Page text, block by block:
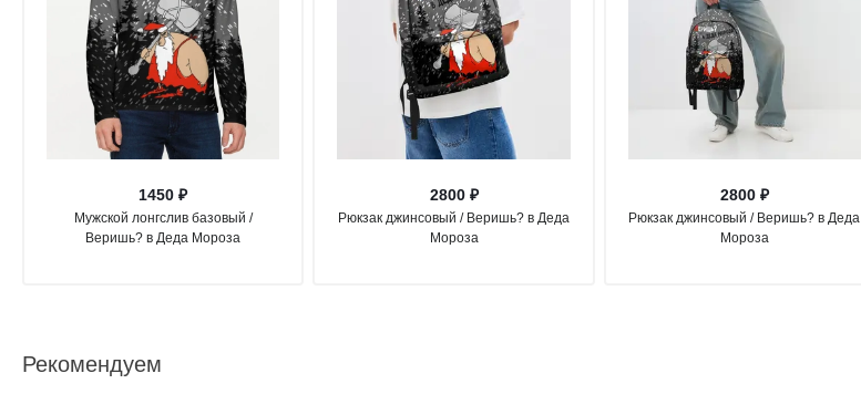
1450 ₽
Мужской лонгслив базовый /
Веришь? в Деда Мороза
2800 ₽
Рюкзак джинсовый / Веришь? в Деда
Мороза
2800 ₽
Рюкзак джинсовый / Веришь? в Деда
Мороза
Рекомендуем